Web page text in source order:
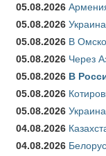
05.08.2026
05.08.2026
05.08.2026 В
05.08.2026 Через
05.08.2026 В
05.08.2026
05.08.2026
04.08.2026
04.08.2026